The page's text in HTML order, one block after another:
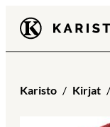
Siirry
suoraan
sisältöön
Karisto
Karisto Kirjat